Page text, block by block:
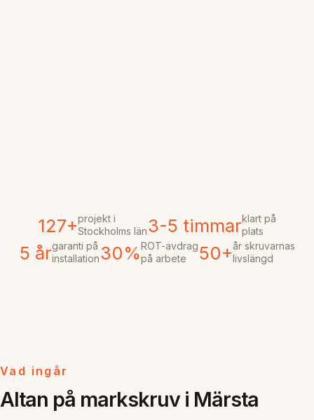
127+projekt i
Stockholms län3-5 timmarklart på
plats
5 årgaranti på
installation30%ROT-avdrag
på arbete
50+år skruvarnas
livslängd
Vad ingår
Altan på markskruv i Märsta